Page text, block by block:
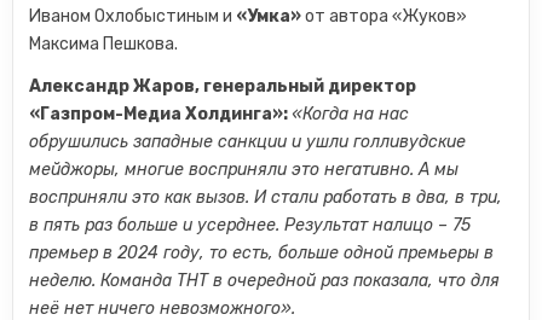
Иваном Охлобыстиным и «Умка»от автора «Жуков»
Максима Пешкова.
Александр Жаров, генеральный директор
«Газпром-Медиа Холдинга»: «Когда на нас
обрушились западные санкции и ушли голливудские
мейджоры, многие восприняли это негативно. А мы
восприняли это как вызов. И стали работать в два, в три,
в пять раз больше и усерднее. Результат налицо – 75
премьер в 2024 году, то есть, больше одной премьеры в
неделю. Команда ТНТ в очередной раз показала, что для
неё нет ничего невозможного».